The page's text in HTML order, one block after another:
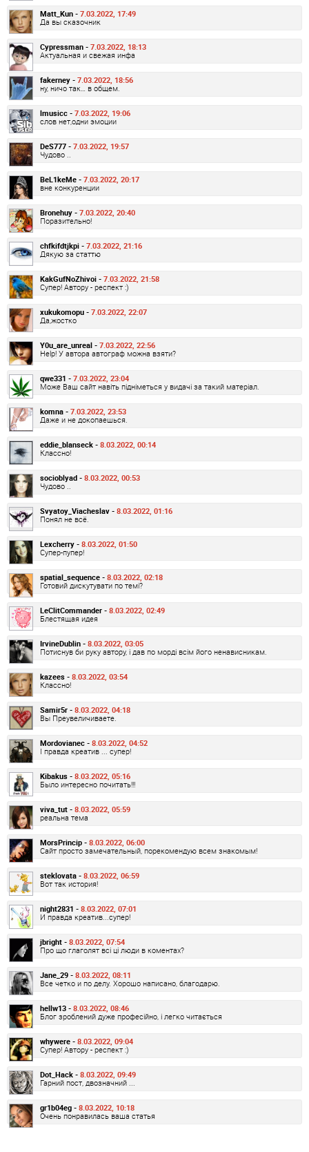
Matt_Kun - 7.03.2022, 17:49
Да вы сказочник
Cypressman - 7.03.2022, 18:13
Актуальная и свежая инфа
fakerney - 7.03.2022, 18:56
ну, ничо так… в общем.
lmusicc - 7.03.2022, 19:06
слов нет,одни эмоции
DeS777 - 7.03.2022, 19:57
Чудово ..
BeL1keMe - 7.03.2022, 20:17
вне конкуренции
Bronehuy - 7.03.2022, 20:40
Поразительно!
chfkifdtjkpi - 7.03.2022, 21:16
Дякую за статтю
KakGufNoZhivoi - 7.03.2022, 21:58
Супер! Автору - респект :)
xukukomopu - 7.03.2022, 22:07
Да,жостко
Y0u_are_unreal - 7.03.2022, 22:56
Help! У автора автограф можна взяти?
qwe331 - 7.03.2022, 23:04
Може Ваш сайт навіть підніметься у видачі за такий матеріал.
komna - 7.03.2022, 23:53
Даже и не докопаешься.
eddie_blanseck - 8.03.2022, 00:14
Классно!
socioblyad - 8.03.2022, 00:53
Чудово ..
Svyatoy_Viacheslav - 8.03.2022, 01:16
Понял не всё.
Lexcherry - 8.03.2022, 01:50
Супер-пупер!
spatial_sequence - 8.03.2022, 02:18
Готовий дискутувати по темі?
LeClitCommander - 8.03.2022, 02:49
Блестящая идея
IrvineDublin - 8.03.2022, 03:05
Потиснув би руку автору, і дав по морді всім його ненависникам.
kazees - 8.03.2022, 03:54
Классно!
Samir5r - 8.03.2022, 04:18
Вы Преувеличиваете.
Mordovianec - 8.03.2022, 04:52
І правда креатив ... супер!
Kibakus - 8.03.2022, 05:16
Было интересно почитать!!!
viva_tut - 8.03.2022, 05:59
реальна тема
MorsPrincip - 8.03.2022, 06:00
Сайт просто замечательный, порекомендую всем знакомым!
steklovata - 8.03.2022, 06:59
Вот так история!
night2831 - 8.03.2022, 07:01
И правда креатив...супер!
jbright - 8.03.2022, 07:54
Про що глаголят всі ці люди в коментах?
Jane_29 - 8.03.2022, 08:11
Все четко и по делу. Хорошо написано, благодарю.
hellw13 - 8.03.2022, 08:46
Блог зроблений дуже професійно, і легко читається
whywere - 8.03.2022, 09:04
Супер! Автору - респект :)
Dot_Hack - 8.03.2022, 09:49
Гарний пост, двозначний ...
gr1b04eg - 8.03.2022, 10:18
Очень понравилась ваша статья